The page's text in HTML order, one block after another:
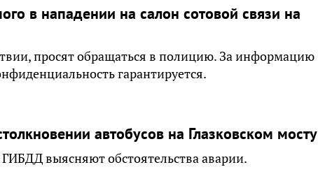
в нападении на салон сотовой связи на
просят обращаться в полицию. За информацию
гарантируется.
автобусов на Глазковском мосту
выясняют обстоятельства аварии.